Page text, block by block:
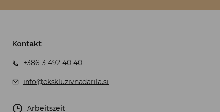
Kontakt
+386 3 492 40 40
info@ekskluzivnadarila.si
Arbeitszeit